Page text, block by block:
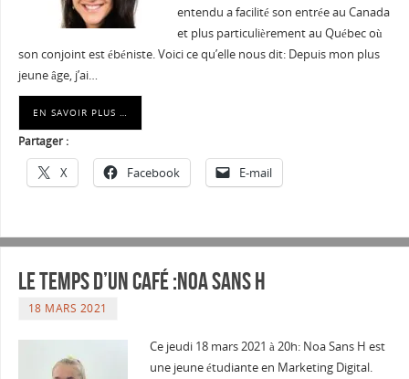
entendu a facilité son entrée au Canada
et plus particulièrement au Québec où
son conjoint est ébéniste. Voici ce qu’elle nous dit: Depuis mon plus
jeune âge, j’ai…
EN SAVOIR PLUS …
Partager :
X Facebook E-mail
Le temps d’un café :Noa Sans H
18 MARS 2021
Ce jeudi 18 mars 2021 à 20h: Noa Sans H est
une jeune étudiante en Marketing Digital.